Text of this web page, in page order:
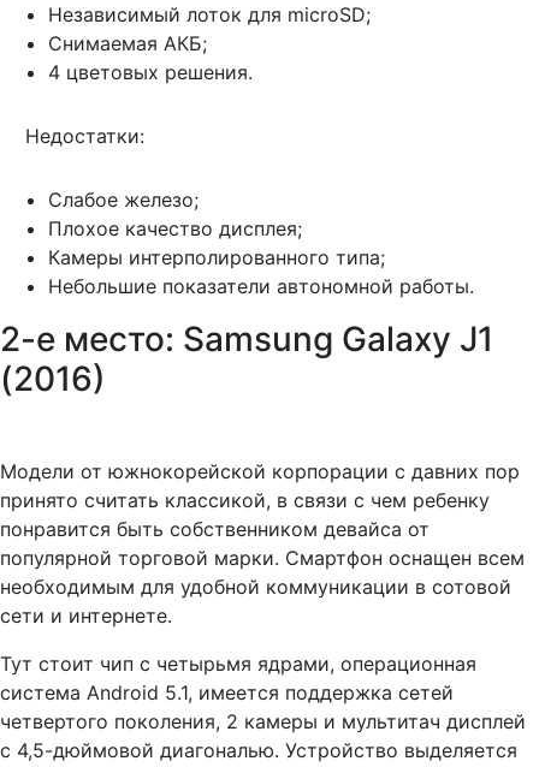
Независимый лоток для microSD;
Снимаемая АКБ;
4 цветовых решения.
Недостатки:
Слабое железо;
Плохое качество дисплея;
Камеры интерполированного типа;
Небольшие показатели автономной работы.
2-е место: Samsung Galaxy J1
(2016)
Модели от южнокорейской корпорации с давних пор
принято считать классикой, в связи с чем ребенку
понравится быть собственником девайса от
популярной торговой марки. Смартфон оснащен всем
необходимым для удобной коммуникации в сотовой
сети и интернете.
Тут стоит чип с четырьмя ядрами, операционная
система Android 5.1, имеется поддержка сетей
четвертого поколения, 2 камеры и мультитач дисплей
с 4,5-дюймовой диагональю. Устройство выделяется